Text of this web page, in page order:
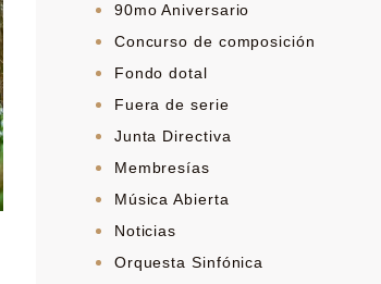
90mo Aniversario
Concurso de composición
Fondo dotal
Fuera de serie
Junta Directiva
Membresías
Música Abierta
Noticias
Orquesta Sinfónica